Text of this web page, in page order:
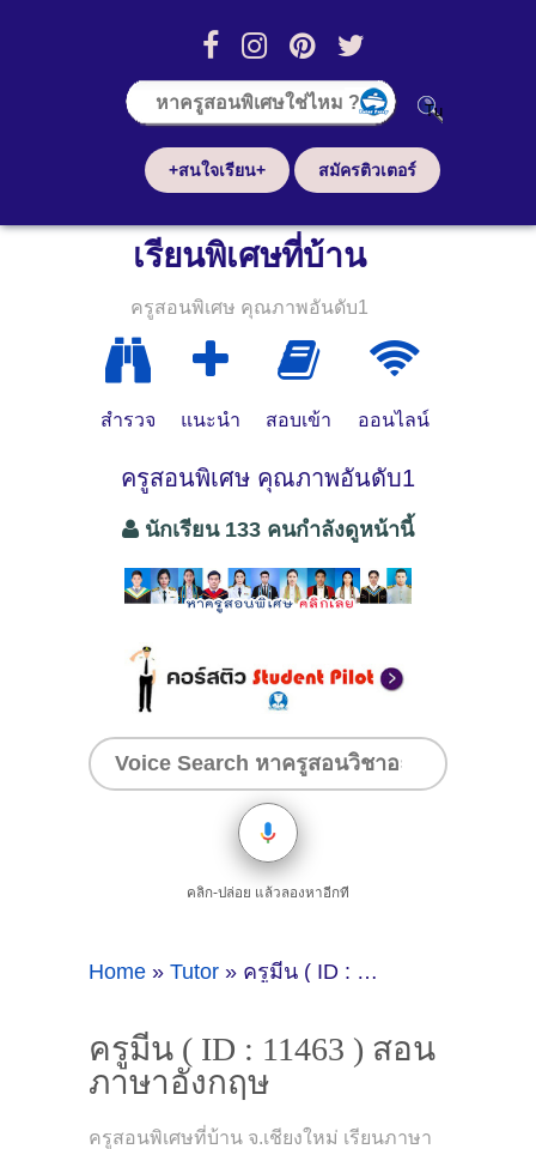
+สนใจเรียน+ สมัครติวเตอร์
เรียนพิเศษที่บ้าน
ครูสอนพิเศษ คุณภาพอันดับ1
สำรวจ แนะนำ สอบเข้า ออนไลน์
ครูสอนพิเศษ คุณภาพอันดับ1
นักเรียน 133 คนกำลังดูหน้านี้
คลิก-ปล่อย แล้วลองหาอีกที
Home » Tutor » ครูมีน ( ID : 11463 ) สอนภาษาอังกฤษ
ครูมีน ( ID : 11463 ) สอน
ภาษาอังกฤษ
ครูสอนพิเศษที่บ้าน จ.เชียงใหม่ เรียนภาษา